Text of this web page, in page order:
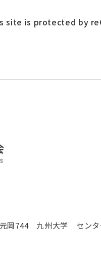
site is protected by
岡744 九州大学 セン